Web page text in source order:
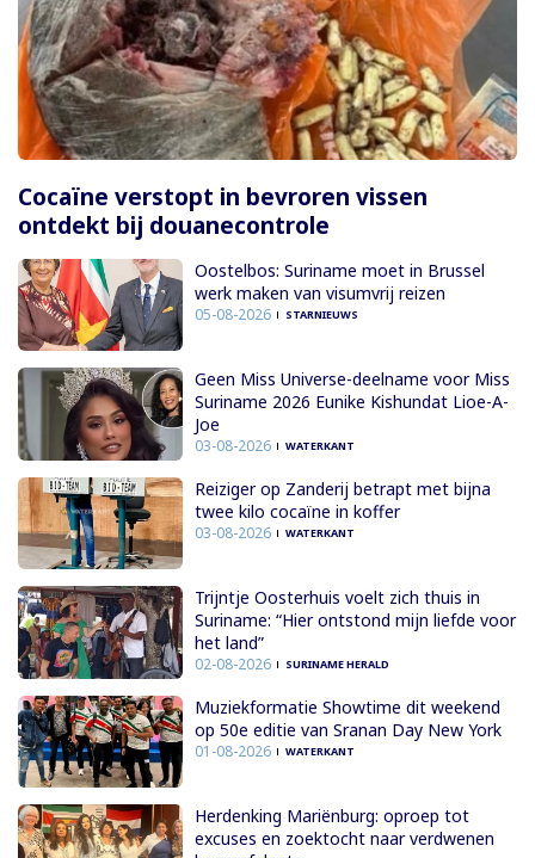
Cocaïne verstopt in bevroren vissen
ontdekt bij douanecontrole
Oostelbos: Suriname moet in Brussel
werk maken van visumvrij reizen
05-08-2026 STARNIEUWS
Geen Miss Universe-deelname voor Miss
Suriname 2026 Eunike Kishundat Lioe-A-
Joe
03-08-2026 WATERKANT
Reiziger op Zanderij betrapt met bijna
twee kilo cocaïne in koffer
03-08-2026 WATERKANT
Trijntje Oosterhuis voelt zich thuis in
Suriname: “Hier ontstond mijn liefde voor
het land”
02-08-2026 SURINAME HERALD
Muziekformatie Showtime dit weekend
op 50e editie van Sranan Day New York
01-08-2026 WATERKANT
Herdenking Mariënburg: oproep tot
excuses en zoektocht naar verdwenen